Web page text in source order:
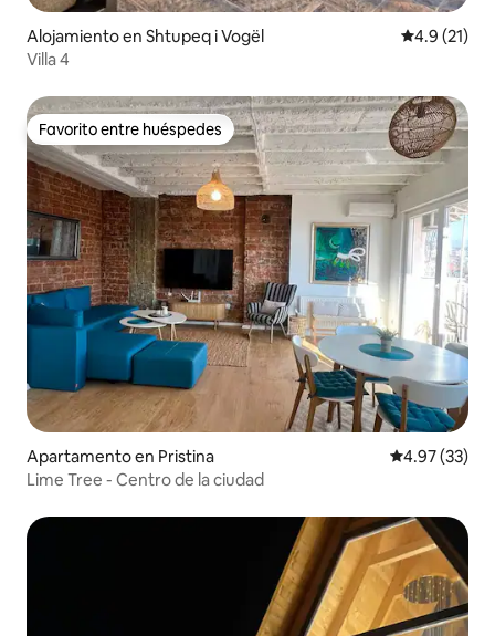
Alojamiento en Shtupeq i Vogël Calificación
4.9 (21)
Villa 4
Favorito entre huéspedes
Favorito entre huéspedes
Apartamento en Pristina Calificación
4.97 (33)
Lime Tree - Centro de la ciudad